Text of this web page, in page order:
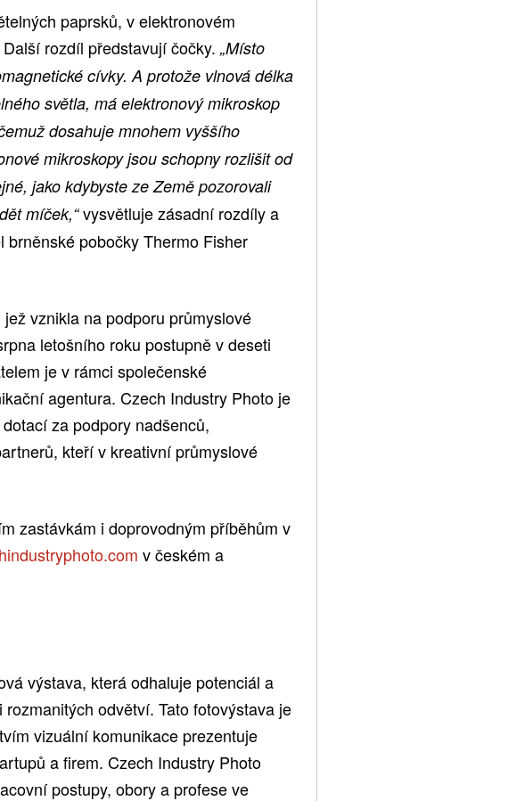
paprsků, v elektronovém
rozdíl představují čočky. „Místo
cívky. A protože vlnová délka
světla, má elektronový mikroskop
dosahuje mnohem vyššího
mikroskopy jsou schopny rozlišit od
jako kdybyste ze Země pozorovali
míček,“vysvětluje zásadní rozdíly a
pobočky Thermo Fisher
vznikla na podporu průmyslové
letošního roku postupně v deseti
je v rámci společenské
agentura. Czech Industry Photo je
za podpory nadšenců,
kteří v kreativní průmyslové
zastávkám i doprovodným příběhům v
v českém a
výstava, která odhaluje potenciál a
odvětví. Tato fotovýstava je
vizuální komunikace prezentuje
a firem. Czech Industry Photo
postupy, obory a profese ve